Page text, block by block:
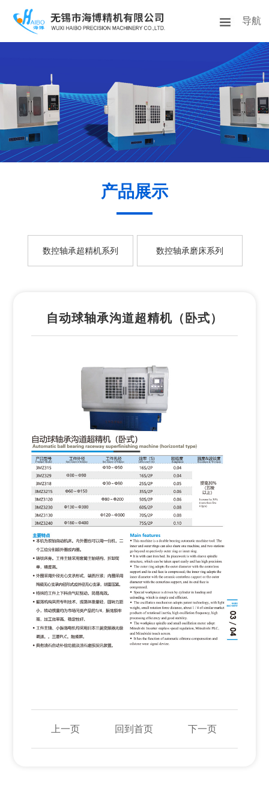
导航
产品展示
资质荣誉 新闻资讯 联系我们
产品展示
数控轴承超精机系列 数控轴承磨床系列
自动球轴承沟道超精机（卧式）
上一页 回到首页 下一页